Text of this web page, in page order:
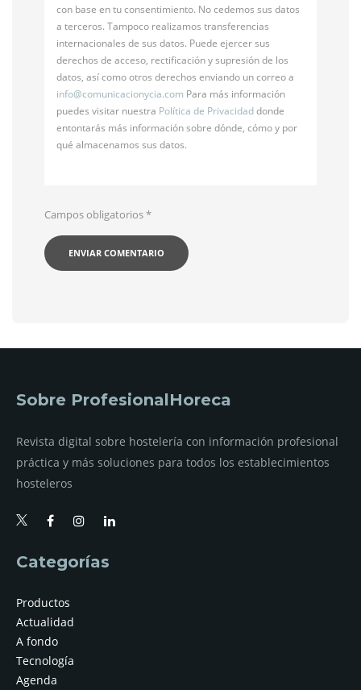
con base en tu consentimiento. No cedemos sus datos
a terceros. Tampoco realizamos transferencias
internacionales de sus datos. Puede ejercer sus
derechos de acceso, rectificación y supresión de los
datos, así como otros derechos enviando un correo a
info@comunicacionycia.com Para más información
puedes visitar nuestra Política de Privacidaddonde
entontarás más información sobre dónde, cómo y por
qué almacenamos sus datos.
Campos obligatorios*
Sobre ProfesionalHoreca
Revista digital sobre hostelería con información profesional
práctica y más soluciones para todos los establecimientos
hosteleros
Categorías
Productos
Actualidad
A fondo
Tecnología
Agenda